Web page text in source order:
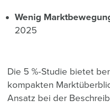
Wenig
2025
Die 5 %-Studie bietet
kompakten
Ansatz bei der